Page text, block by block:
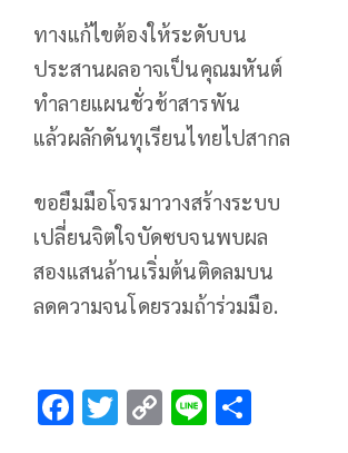
ทางแก้ไขต้องให้ระดับบน
ประสานผลอาจเป็นคุณมหันต์
ทำลายแผนชั่วช้าสารพัน
แล้วผลักดันทุเรียนไทยไปสากล
ขอยืมมือโจรมาวางสร้างระบบ
เปลี่ยนจิตใจบัดซบจนพบผล
สองแสนล้านเริ่มต้นติดลมบน
ลดความจนโดยรวมถ้าร่วมมือ.
F T C Li